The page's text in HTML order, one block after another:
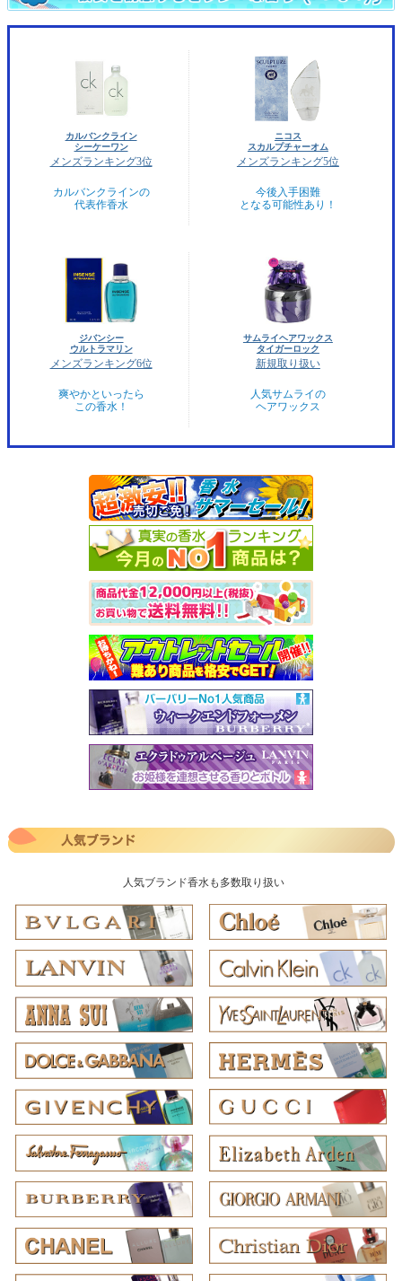
カルバンクライン
シーケーワン
メンズランキング3位
カルバンクラインの
代表作香水
ニコス
スカルプチャーオム
メンズランキング5位
今後入手困難
となる可能性あり！
ジバンシー
ウルトラマリン
メンズランキング6位
爽やかといったら
この香水！
サムライヘアワックス
タイガーロック
新規取り扱い
人気サムライの
ヘアワックス
人気ブランド香水も多数取り扱い